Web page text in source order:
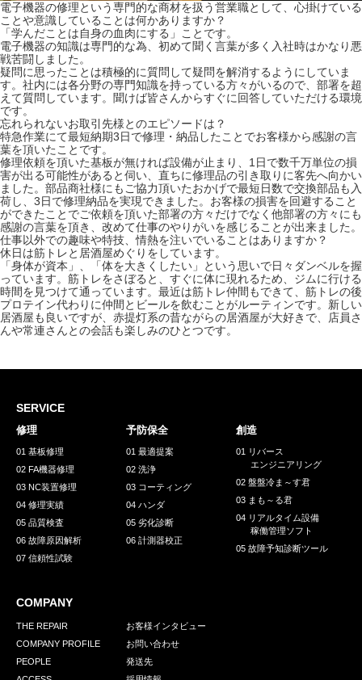
電子機器の修理という専門的な商材を扱う営業職として、心掛けている
ことや意識していることは何かありますか？
「学んだことは自身の血肉にする」ことです。
電子機器の知識は専門的な為、初めて聞く言葉が多く入社時はかなり悪
戦苦闘しました。
疑問に思ったことは積極的に質問して疑問を解消するようにしていま
す。社内には各分野の専門知識を持っている方々がいるので、部署を超
えて質問しています。聞けば皆さんからすぐに回答していただける環境
です。
忘れられないお取引先様とのエピソードは？
特急作業にて最短納期3日で修理・納品したことでお客様から感謝の言
葉を頂いたことです。
修理依頼を頂いた基板が無ければ設備が止まり、1日で数千万単位の損
害が出る可能性があると伺い、直ちに修理品の引き取りに客先へ向かい
ました。部品商社様にもご協力頂いたおかげで最短日数で交換部品も入
荷し、3日で修理納品を実現できました。お客様の損害を回避すること
ができたことでご依頼を頂いた部署の方々だけでなく他部署の方々にも
感謝の言葉を頂き、改めて仕事のやりがいを感じることが出来ました。
仕事以外での趣味や特技、情熱を注いでいることはありますか？
休日は筋トレと居酒屋めぐりをしています。
「身体が資本」、「体を大きくしたい」という思いで日々ダンベルを握
っています。筋トレをさぼると、すぐに体に現れるため、ジムに行ける
時間を見つけて通っています。最近は筋トレ仲間もできて、筋トレの後
プロテイン代わりに仲間とビールを飲むことがルーティンです。新しい
居酒屋も良いですが、赤提灯系の昔ながらの居酒屋が大好きで、店員さ
んや常連さんとの会話も楽しみのひとつです。
SERVICE
修理
01 基板修理
02 FA機器修理
03 NC装置修理
04 修理実績
05 品質検査
06 故障原因解析
07 信頼性試験
予防保全
01 最適提案
02 洗浄
03 コーティング
04 ハンダ
05 劣化診断
06 計測器校正
創造
01 リバース
エンジニアリング
02 盤盤冷ま～す君
03 まも～る君
04 リアルタイム設備
稼働管理ソフト
05 故障予知診断ツール
COMPANY
THE REPAIR
COMPANY PROFILE
PEOPLE
お客様インタビュー
お問い合わせ
発送先